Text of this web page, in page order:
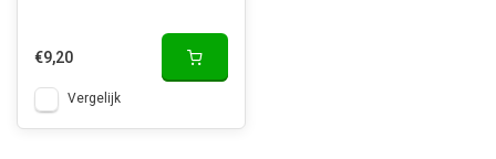
€9,20
Vergelijk